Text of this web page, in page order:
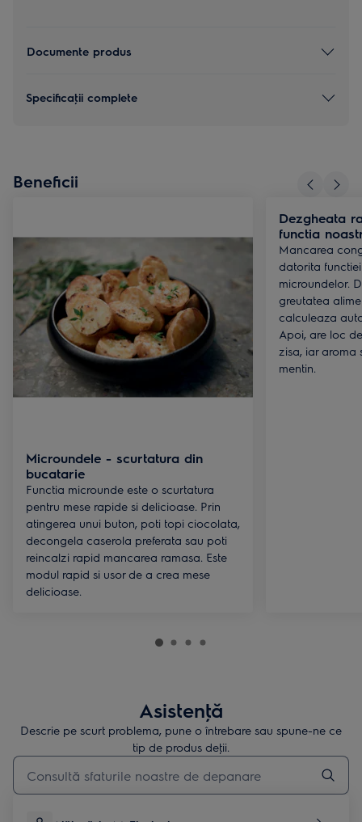
Documente produs
Specificaţii complete
Beneficii
Microundele - scurtatura din
bucatarie
Functia microunde este o scurtatura
pentru mese rapide si delicioase. Prin
atingerea unui buton, poti topi ciocolata,
decongela caserola preferata sau poti
reincalzi rapid mancarea ramasa. Este
modul rapid si usor de a crea mese
delicioase.
Dezgheata
functia
Mancarea
datorita
microundelor.
greutatea
calculeaza
Apoi, are loc
zisa, iar aroma
mentin.
Asistenţă
Descrie pe scurt problema, pune o întrebare sau spune-ne ce
tip de produs deţii.
Type to search for support articles